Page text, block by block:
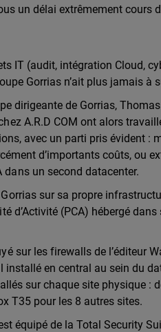
un délai extrêmement cours
IT (audit, intégration Cloud,
Gorrias n’ait plus jamais à
dirigeante de Gorrias,
A.R.D COM ont alors
avec un parti pris évident :
d’importants coûts, ou
dans un second datacenter.
sur sa propre
d’Activité (PCA) hébergé
sur les firewalls de l’éditeur
en central au sein du
sur chaque site physique :
T35 pour les 8 autres sites.
équipé de la Total Security